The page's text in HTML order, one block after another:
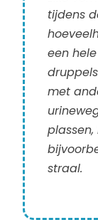
tijdens
een
met
straal.